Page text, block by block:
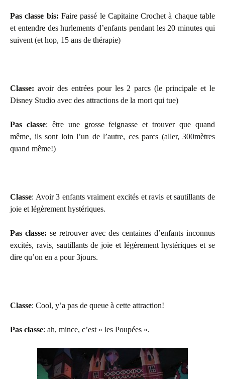
Pas classe bis: Faire passé le Capitaine Crochet à chaque table
et entendre des hurlements d’enfants pendant les 20 minutes qui
suivent (et hop, 15 ans de thérapie)
Classe: avoir des entrées pour les 2 parcs (le principale et le
Disney Studio avec des attractions de la mort qui tue)
Pas classe: être une grosse feignasse et trouver que quand
même, ils sont loin l’un de l’autre, ces parcs (aller, 300mètres
quand même!)
Classe: Avoir 3 enfants vraiment excités et ravis et sautillants de
joie et légèrement hystériques.
Pas classe: se retrouver avec des centaines d’enfants inconnus
excités, ravis, sautillants de joie et légèrement hystériques et se
dire qu’on en a pour 3jours.
Classe: Cool, y’a pas de queue à cette attraction!
Pas classe: ah, mince, c’est « les Poupées ».